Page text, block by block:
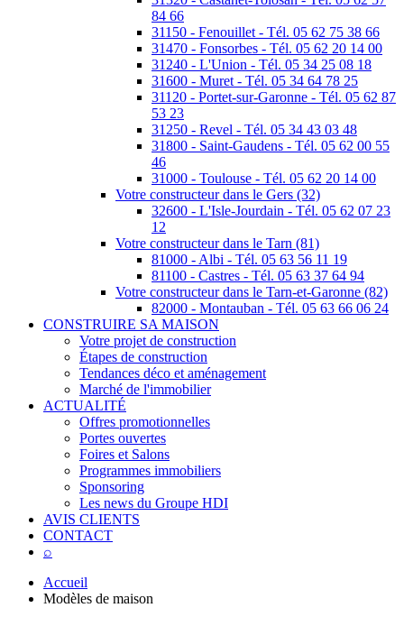
84 66
31150 - Fenouillet - Tél. 05 62 75 38 66
31470 - Fonsorbes - Tél. 05 62 20 14 00
31240 - L'Union - Tél. 05 34 25 08 18
31600 - Muret - Tél. 05 34 64 78 25
31120 - Portet-sur-Garonne - Tél. 05 62 87
53 23
31250 - Revel - Tél. 05 34 43 03 48
31800 - Saint-Gaudens - Tél. 05 62 00 55
46
31000 - Toulouse - Tél. 05 62 20 14 00
Votre constructeur dans le Gers (32)
32600 - L'Isle-Jourdain - Tél. 05 62 07 23
12
Votre constructeur dans le Tarn (81)
81000 - Albi - Tél. 05 63 56 11 19
81100 - Castres - Tél. 05 63 37 64 94
Votre constructeur dans le Tarn-et-Garonne (82)
82000 - Montauban - Tél. 05 63 66 06 24
CONSTRUIRE SA MAISON
Votre projet de construction
Étapes de construction
Tendances déco et aménagement
Marché de l'immobilier
ACTUALITÉ
Offres promotionnelles
Portes ouvertes
Foires et Salons
Programmes immobiliers
Sponsoring
Les news du Groupe HDI
AVIS CLIENTS
CONTACT
⌕
Accueil
Modèles de maison